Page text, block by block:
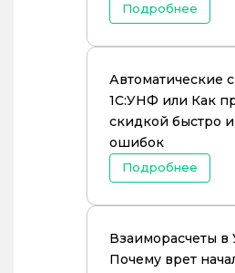
Подробнее
Автоматические
1С:УНФ или Как
скидкой быстро и
ошибок
Подробнее
Взаиморасчеты
Почему врет